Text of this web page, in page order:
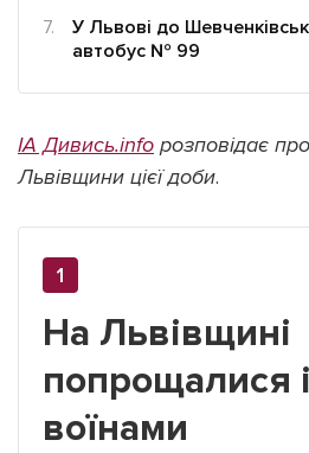
У Львові до
автобус № 99
ІА Дивись.info розповідає
Львівщини цієї доби.
На Львівщині
попрощалися
воїнами